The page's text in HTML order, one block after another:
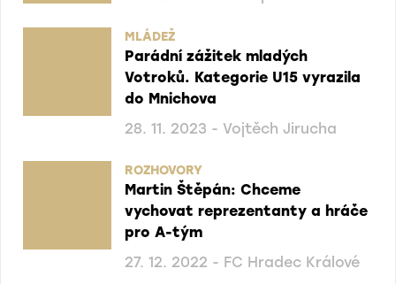
MLÁDEŽ
Parádní zážitek mladých
Votroků. Kategorie U15 vyrazila
do Mnichova
28. 11. 2023 - Vojtěch Jirucha
ROZHOVORY
Martin Štěpán: Chceme
vychovat reprezentanty a hráče
pro A-tým
27. 12. 2022 - FC Hradec Králové